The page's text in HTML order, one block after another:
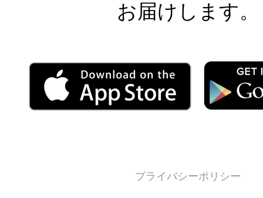
お届けします。
プライバシーポリシー